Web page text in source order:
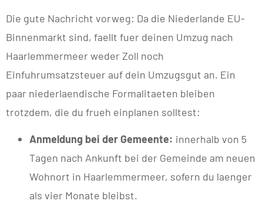
Die gute Nachricht vorweg: Da die Niederlande EU-
Binnenmarkt sind, faellt fuer deinen Umzug nach
Haarlemmermeer weder Zoll noch
Einfuhrumsatzsteuer auf dein Umzugsgut an. Ein
paar niederlaendische Formalitaeten bleiben
trotzdem, die du frueh einplanen solltest:
Anmeldung bei der Gemeente: innerhalb von 5
Tagen nach Ankunft bei der Gemeinde am neuen
Wohnort in Haarlemmermeer, sofern du laenger
als vier Monate bleibst.